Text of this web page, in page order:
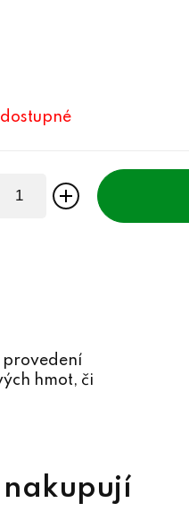
provedení
hmot, či